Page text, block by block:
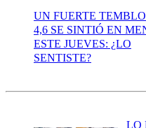
UN FUERTE
4,6 SE SINTIÓ EN
ESTE JUEVES: ¿LO
SENTISTE?
LO